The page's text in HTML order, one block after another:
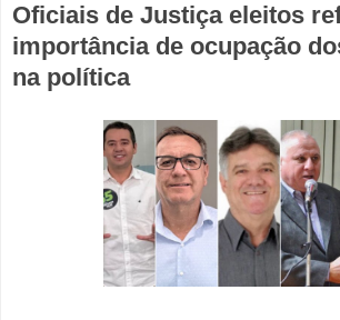
Oficiais de Justiça eleitos
importância de ocupação
na política